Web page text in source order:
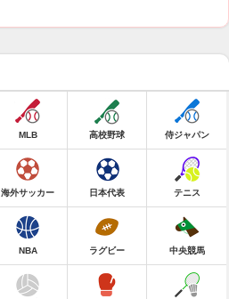
MLB 高校野球 侍ジャパン
海外サッカー 日本代表 テニス
NBA ラグビー 中央競馬